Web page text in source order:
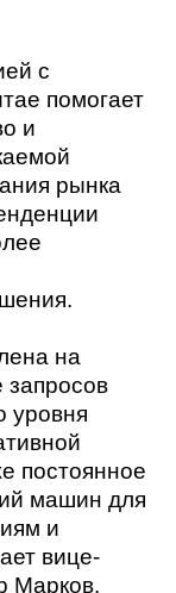
с
помогает
и
рынка
на
запросов
уровня
постоянное
машин для
и
вице-
Марков.